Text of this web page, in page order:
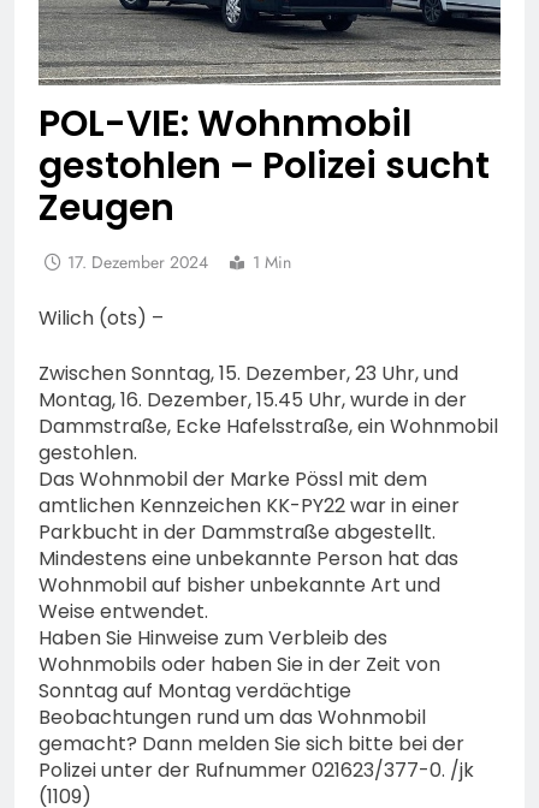
POL-VIE: Wohnmobil
gestohlen – Polizei sucht
Zeugen
17. Dezember 2024 1 Min
Wilich (ots) –
Zwischen Sonntag, 15. Dezember, 23 Uhr, und
Montag, 16. Dezember, 15.45 Uhr, wurde in der
Dammstraße, Ecke Hafelsstraße, ein Wohnmobil
gestohlen.
Das Wohnmobil der Marke Pössl mit dem
amtlichen Kennzeichen KK-PY22 war in einer
Parkbucht in der Dammstraße abgestellt.
Mindestens eine unbekannte Person hat das
Wohnmobil auf bisher unbekannte Art und
Weise entwendet.
Haben Sie Hinweise zum Verbleib des
Wohnmobils oder haben Sie in der Zeit von
Sonntag auf Montag verdächtige
Beobachtungen rund um das Wohnmobil
gemacht? Dann melden Sie sich bitte bei der
Polizei unter der Rufnummer 021623/377-0. /jk
(1109)